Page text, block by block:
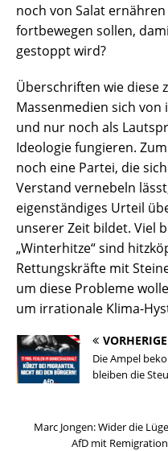
noch von Salat
fortbewegen sollen,
gestoppt wird?
Überschriften wie diese
Massenmedien sich
und nur noch als
Ideologie fungieren.
noch eine Partei, die
Verstand vernebeln
eigenständiges Urteil
unserer Zeit bildet. Viel
„Winterhitze“ sind
Rettungskräfte mit
um diese Probleme
um irrationale Klima-
Die Ampel
bleiben die
Marc Jongen: Wider die
AfD mit